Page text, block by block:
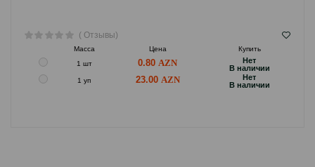
( Отзывы)
Масса Цена
Купить
1 шт
0.80
Hет
B наличии
1 уп 23.00
Hет
B наличии